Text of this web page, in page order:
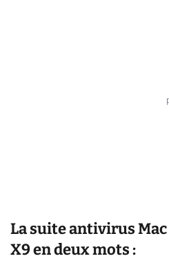
La suite antivirus
X9 en deux mots :